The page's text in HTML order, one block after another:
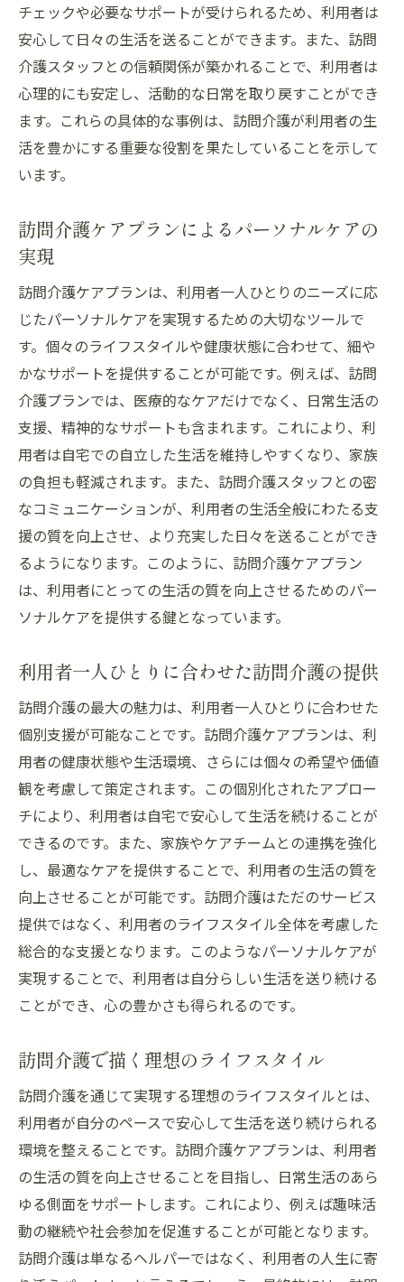
チェックや必要なサポートが受けられるため、利用者は
安心して日々の生活を送ることができます。また、訪問
介護スタッフとの信頼関係が築かれることで、利用者は
心理的にも安定し、活動的な日常を取り戻すことができ
ます。これらの具体的な事例は、訪問介護が利用者の生
活を豊かにする重要な役割を果たしていることを示して
います。
訪問介護ケアプランによるパーソナルケアの
実現
訪問介護ケアプランは、利用者一人ひとりのニーズに応
じたパーソナルケアを実現するための大切なツールで
す。個々のライフスタイルや健康状態に合わせて、細や
かなサポートを提供することが可能です。例えば、訪問
介護プランでは、医療的なケアだけでなく、日常生活の
支援、精神的なサポートも含まれます。これにより、利
用者は自宅での自立した生活を維持しやすくなり、家族
の負担も軽減されます。また、訪問介護スタッフとの密
なコミュニケーションが、利用者の生活全般にわたる支
援の質を向上させ、より充実した日々を送ることができ
るようになります。このように、訪問介護ケアプラン
は、利用者にとっての生活の質を向上させるためのパー
ソナルケアを提供する鍵となっています。
利用者一人ひとりに合わせた訪問介護の提供
訪問介護の最大の魅力は、利用者一人ひとりに合わせた
個別支援が可能なことです。訪問介護ケアプランは、利
用者の健康状態や生活環境、さらには個々の希望や価値
観を考慮して策定されます。この個別化されたアプロー
チにより、利用者は自宅で安心して生活を続けることが
できるのです。また、家族やケアチームとの連携を強化
し、最適なケアを提供することで、利用者の生活の質を
向上させることが可能です。訪問介護はただのサービス
提供ではなく、利用者のライフスタイル全体を考慮した
総合的な支援となります。このようなパーソナルケアが
実現することで、利用者は自分らしい生活を送り続ける
ことができ、心の豊かさも得られるのです。
訪問介護で描く理想のライフスタイル
訪問介護を通じて実現する理想のライフスタイルとは、
利用者が自分のペースで安心して生活を送り続けられる
環境を整えることです。訪問介護ケアプランは、利用者
の生活の質を向上させることを目指し、日常生活のあら
ゆる側面をサポートします。これにより、例えば趣味活
動の継続や社会参加を促進することが可能となります。
訪問介護は単なるヘルパーではなく、利用者の人生に寄